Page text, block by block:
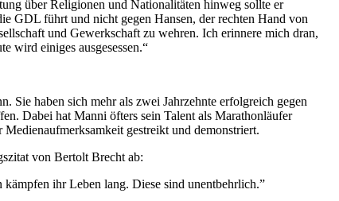
über Religionen und Nationalitäten hinweg sollte er
GDL führt und nicht gegen Hansen, der rechten Hand von
und Gewerkschaft zu wehren. Ich erinnere mich dran,
wird einiges ausgesessen.“
Sie haben sich mehr als zwei Jahrzehnte erfolgreich gegen
Dabei hat Manni öfters sein Talent als Marathonläufer
gestreikt und demonstriert.
von Bertolt Brecht ab:
ihr Leben lang. Diese sind unentbehrlich.”